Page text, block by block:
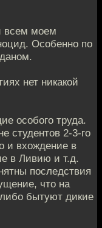
всем моем
Особенно по
нет никакой
особого труда.
студентов 2-3-го
и вхождение в
в Ливию и т.д.
последствия
что на
бытуют дикие